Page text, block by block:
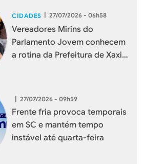
CIDADES | 27/07/2026 - 06h58
Vereadores Mirins do
Parlamento Jovem conhecem
a rotina da Prefeitura de Xaxim
| 27/07/2026 - 09h59
Frente fria provoca temporais
em SC e mantém tempo
instável até quarta-feira